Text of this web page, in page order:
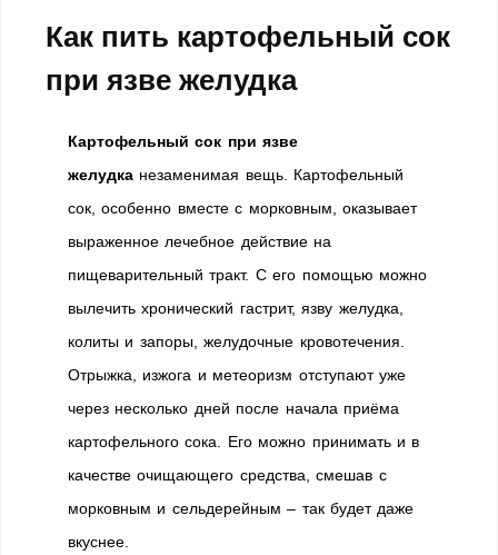
Как пить картофельный сок
при язве желудка
Картофельный сок при язве
желудка незаменимая вещь. Картофельный
сок, особенно вместе с морковным, оказывает
выраженное лечебное действие на
пищеварительный тракт. С его помощью можно
вылечить хронический гастрит, язву желудка,
колиты и запоры, желудочные кровотечения.
Отрыжка, изжога и метеоризм отступают уже
через несколько дней после начала приёма
картофельного сока. Его можно принимать и в
качестве очищающего средства, смешав с
морковным и сельдерейным – так будет даже
вкуснее.